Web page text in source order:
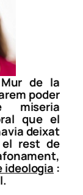
de la
poder
miseria
que el
deixat
rest de
ideologia :